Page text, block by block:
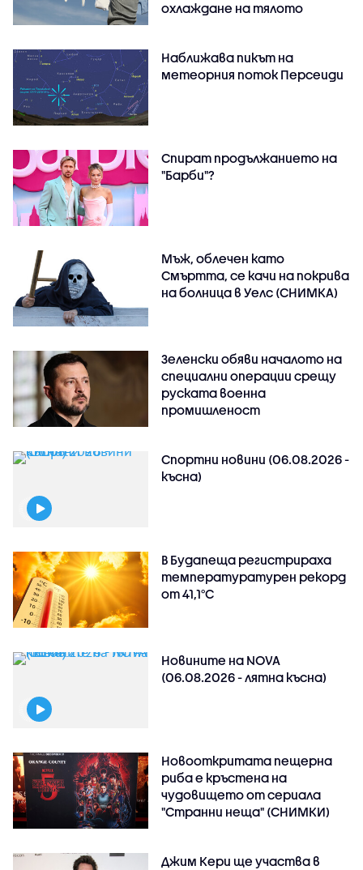
охлаждане на тялото
Наближава пикът на
метеорния поток Персеиди
Спират продължанието на
"Барби"?
Мъж, облечен като
Смъртта, се качи на покрива
на болница в Уелс (СНИМКА)
Зеленски обяви началото на
специални операции срещу
руската военна
промишленост
Спортни новини (06.08.2026 -
късна)
В Будапеща регистрираха
температуратурен рекорд
от 41,1°C
Новините на NOVA
(06.08.2026 - лятна късна)
Новооткритата пещерна
риба е кръстена на
чудовището от сериала
"Странни неща" (СНИМКИ)
Джим Кери ще участва в